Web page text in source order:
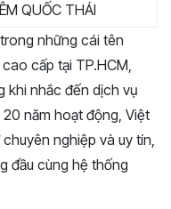
QUỐC THÁI
những cái tên
cấp tại TP.HCM,
khi nhắc đến dịch vụ
năm hoạt động, Việt
nghiệp và uy tín,
đầu cùng hệ thống